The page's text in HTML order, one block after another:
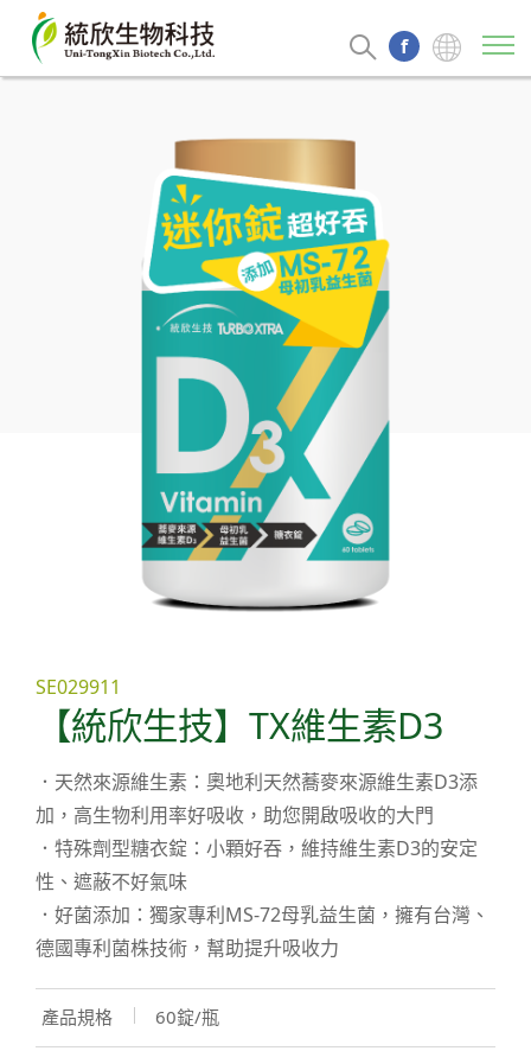
f
SE029911
【統欣生技】TX維生素D3
．天然來源維生素：奧地利天然蕎麥來源維生素D3添
加，高生物利用率好吸收，助您開啟吸收的大門
．特殊劑型糖衣錠：小顆好吞，維持維生素D3的安定
性、遮蔽不好氣味
．好菌添加：獨家專利MS-72母乳益生菌，擁有台灣、
德國專利菌株技術，幫助提升吸收力
產品規格 60錠/瓶